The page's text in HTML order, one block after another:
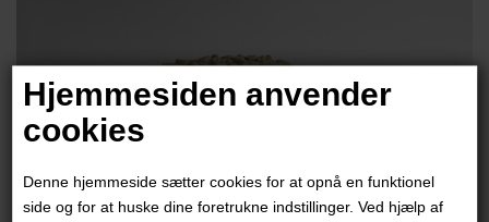
Hjemmesiden anvender
cookies
Denne hjemmeside sætter cookies for at opnå en funktionel
side og for at huske dine foretrukne indstillinger. Ved hjælp af